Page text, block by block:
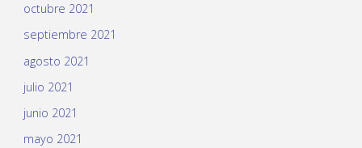
octubre 2021
septiembre 2021
agosto 2021
julio 2021
junio 2021
mayo 2021